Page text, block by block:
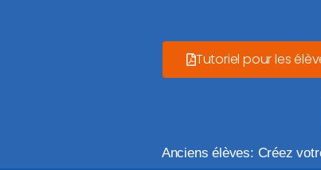
Tutoriel pour les
Anciens élèves: Créez